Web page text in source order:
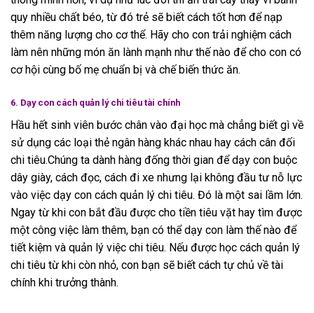
quy nhiều chất béo, từ đó trẻ sẽ biết cách tốt hơn để nạp
thêm năng lượng cho cơ thể. Hãy cho con trải nghiệm cách
làm nên những món ăn lành mạnh như thế nào để cho con có
cơ hội cùng bố mẹ chuẩn bị và chế biến thức ăn.
6. Dạy con cách quản lý chi tiêu tài chính
Hầu hết sinh viên bước chân vào đại học mà chẳng biết gì về
sử dụng các loại thẻ ngân hàng khác nhau hay cách cân đối
chi tiêu.Chúng ta dành hàng đống thời gian để dạy con buộc
dây giày, cách đọc, cách đi xe nhưng lại không đầu tư nỗ lực
vào việc dạy con cách quản lý chi tiêu. Đó là một sai lầm lớn.
Ngay từ khi con bắt đầu được cho tiền tiêu vặt hay tìm được
một công việc làm thêm, bạn có thể dạy con làm thế nào để
tiết kiệm và quản lý việc chi tiêu. Nếu được học cách quản lý
chi tiêu từ khi còn nhỏ, con bạn sẽ biết cách tự chủ về tài
chính khi trưởng thành.